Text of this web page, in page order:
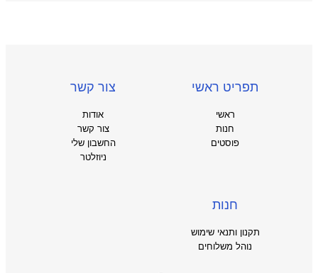
תפריט ראשי
ראשי
חנות
פוסטים
צור קשר
אודות
צור קשר
החשבון שלי
ניוזלטר
חנות
תקנון ותנאי שימוש
נוהל משלוחים